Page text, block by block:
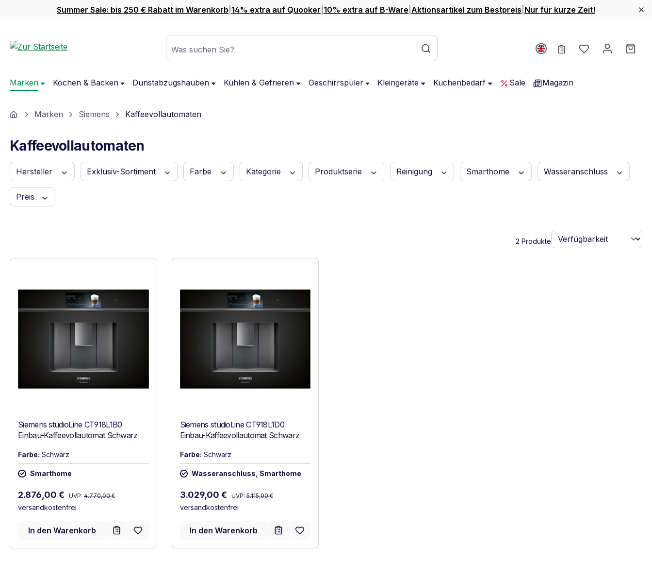
Hauptinhalt springen
Zur Suche springen
Zur Hauptnavigation springen
Summer Sale: bis 250 € Rabatt im Warenkorb 14% extra auf Quooker 10% extra auf B-Ware Aktionsartikel zum Bestpreis Nur für kurze Zeit!
Was suchen Sie? Du hast 0
Marken Kochen & Backen Dunstabzugshauben Kühlen & Gefrieren Geschirrspüler Kleingeräte Küchenbedarf Sale Magazin
HomeMarken Siemens Kaffeevollautomaten
Kaffeevollautomaten
Hersteller Exklusiv-Sortiment Farbe Kategorie Produktserie Reinigung Smarthome Wasseranschluss
Preis
2 Produkte
Siemens studioLine CT918L1B0
Einbau-Kaffeevollautomat Schwarz
Farbe: Schwarz
Smarthome
Verkaufspreis:
2.876,00 € Regulärer Preis:
UVP: 4.770,00 €
versandkostenfrei
In den Warenkorb
Siemens studioLine CT918L1D0
Einbau-Kaffeevollautomat Schwarz
Farbe: Schwarz
Wasseranschluss, Smarthome
Verkaufspreis:
3.029,00 € Regulärer Preis:
UVP: 5.115,00 €
versandkostenfrei
In den Warenkorb